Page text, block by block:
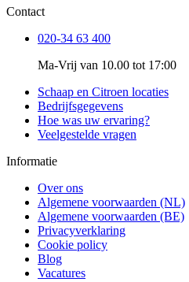
Contact
020-34 63 400
Ma-Vrij van 10.00 tot 17:00
Schaap en Citroen locaties
Bedrijfsgegevens
Hoe was uw ervaring?
Veelgestelde vragen
Informatie
Over ons
Algemene voorwaarden (NL)
Algemene voorwaarden (BE)
Privacyverklaring
Cookie policy
Blog
Vacatures